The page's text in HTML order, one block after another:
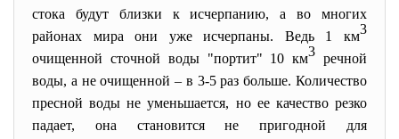
стока будут близки к исчерпанию, а во многих
районах мира они уже исчерпаны. Ведь 1 км3
очищенной сточной воды "портит" 10 км3 речной
воды, а не очищенной – в 3-5 раз больше. Количество
пресной воды не уменьшается, но ее качество резко
падает, она становится не пригодной для